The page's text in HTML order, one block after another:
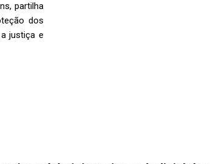
partilha
dos
justiça e